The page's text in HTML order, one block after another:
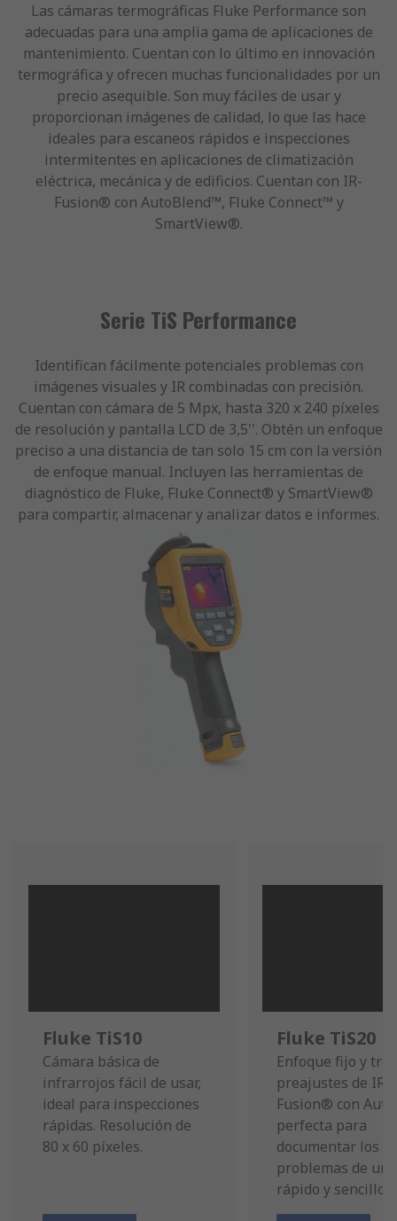
Las cámaras termográficas Fluke Performance son
adecuadas para una amplia gama de aplicaciones de
mantenimiento. Cuentan con lo último en innovación
termográfica y ofrecen muchas funcionalidades por un
precio asequible. Son muy fáciles de usar y
proporcionan imágenes de calidad, lo que las hace
ideales para escaneos rápidos e inspecciones
intermitentes en aplicaciones de climatización
eléctrica, mecánica y de edificios. Cuentan con IR-
Fusion® con AutoBlend™, Fluke Connect™ y
SmartView®.
Serie TiS Performance
Identifican fácilmente potenciales problemas con
imágenes visuales y IR combinadas con precisión.
Cuentan con cámara de 5 Mpx, hasta 320 x 240 píxeles
de resolución y pantalla LCD de 3,5''. Obtén un enfoque
preciso a una distancia de tan solo 15 cm con la versión
de enfoque manual. Incluyen las herramientas de
diagnóstico de Fluke, Fluke Connect® y SmartView®
para compartir, almacenar y analizar datos e informes.
Fluke TiS10
Cámara básica de
infrarrojos fácil de usar,
ideal para inspecciones
rápidas. Resolución de
80 x 60 píxeles.
Fluke TiS20
Enfoque fijo y tres
preajustes de IR-
Fusion® con
perfecta para
documentar los
problemas de un
rápido y sencillo.